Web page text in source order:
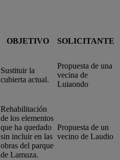
OBJETIVO SOLICITANTE
Sustituir la
cubierta actual.
Propuesta de una
vecina de
Luiaondo
Rehabilitación
de los elementos
que ha quedado
sin incluir en las
obras del parque
de Lamuza.
Propuesta de un
vecino de Laudio